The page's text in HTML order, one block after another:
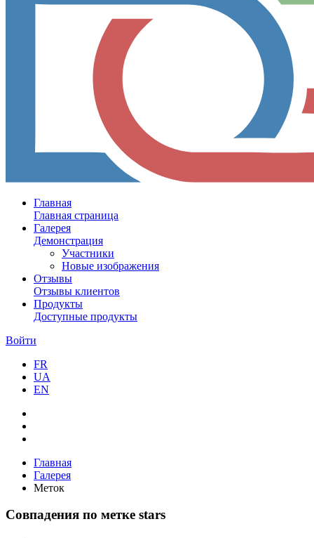
Главная
Главная страница
Галерея
Демонстрация
Участники
Новые изображения
Отзывы
Отзывы клиентов
Продукты
Доступные продукты
Войти
FR
UA
EN
Главная
Галерея
Меток
Совпадения по метке stars